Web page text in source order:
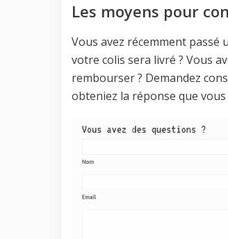
Les moyens pour
Vous avez récemment passé
votre colis sera livré ? Vous
rembourser ? Demandez
obteniez la réponse que vous